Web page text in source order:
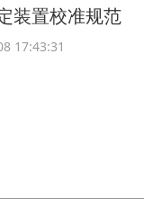
装置校准规范
17:43:31